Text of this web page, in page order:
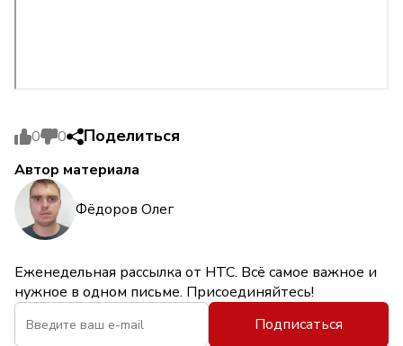
0 0 Поделиться
Автор материала
Фёдоров Олег
Еженедельная рассылка от НТС. Всё самое важное и
нужное в одном письме. Присоединяйтесь!
Подписаться